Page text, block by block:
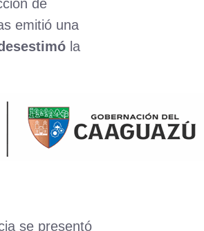
de
emitió una
la
se presentó